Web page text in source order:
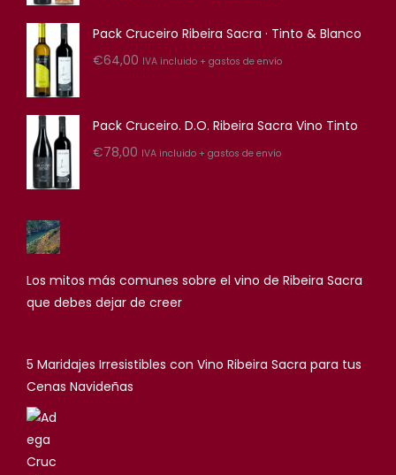
Pack Cruceiro Ribeira Sacra · Tinto & Blanco
€64,00 IVA incluido + gastos de envío
Pack Cruceiro. D.O. Ribeira Sacra Vino Tinto
€78,00 IVA incluido + gastos de envío
Los mitos más comunes sobre el vino de Ribeira Sacra
que debes dejar de creer
5 Maridajes Irresistibles con Vino Ribeira Sacra para tus
Cenas Navideñas